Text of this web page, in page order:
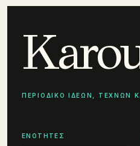
ΠΕΡΙΟΔΙΚΟ ΙΔΕΩΝ, ΤΕΧΝΩΝ
ΕΝΟΤΗΤΕΣ